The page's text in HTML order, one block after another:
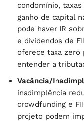
condomínio,
ganho de capital
pode haver IR
e dividendos de
oferece taxa zero
entender a
Vacância/
inadimplência
crowdfunding e
projeto podem